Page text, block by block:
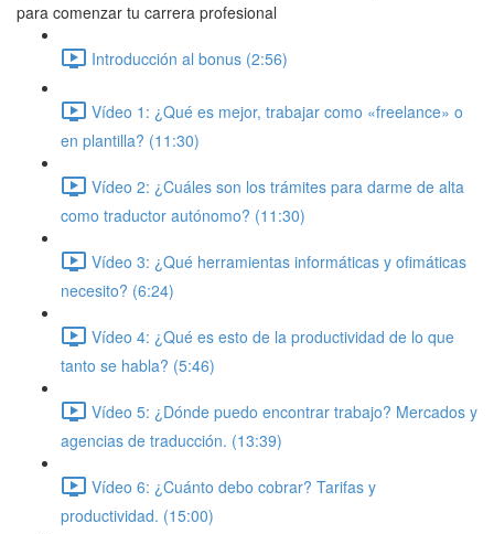
para comenzar tu carrera profesional
Introducción al bonus (2:56)
Vídeo 1: ¿Qué es mejor, trabajar como «freelance» o
en plantilla? (11:30)
Vídeo 2: ¿Cuáles son los trámites para darme de alta
como traductor autónomo? (11:30)
Vídeo 3: ¿Qué herramientas informáticas y ofimáticas
necesito? (6:24)
Vídeo 4: ¿Qué es esto de la productividad de lo que
tanto se habla? (5:46)
Vídeo 5: ¿Dónde puedo encontrar trabajo? Mercados y
agencias de traducción. (13:39)
Vídeo 6: ¿Cuánto debo cobrar? Tarifas y
productividad. (15:00)